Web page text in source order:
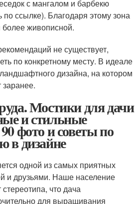
с мангалом и барбекю
по ссылке). Благодаря этому зона
более живописной.
не существует,
по конкретному месту. В идеале
дизайна, на котором
заранее.
Мостики для дачи
и стильные
фото и советы по
в дизайне
одной из самых приятных
и друзьями. Наше население
что дача
для выращивания